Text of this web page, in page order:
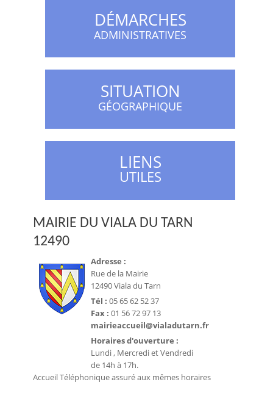
DÉMARCHES
ADMINISTRATIVES
SITUATION
GÉOGRAPHIQUE
LIENS
UTILES
MAIRIE DU VIALA DU TARN
12490
Adresse :
Rue de la Mairie
12490 Viala du Tarn
Tél : 05 65 62 52 37
Fax : 01 56 72 97 13
mairieaccueil@vialadutarn.fr
Horaires d'ouverture :
Lundi , Mercredi et Vendredi
de 14h à 17h.
Accueil Téléphonique assuré aux mêmes horaires